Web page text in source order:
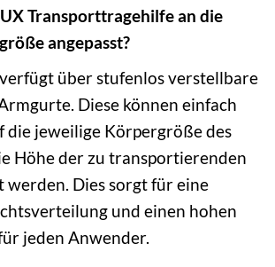
Transporttragehilfe an die
angepasst?
über stufenlos verstellbare
Diese können einfach
die jeweilige Körpergröße des
Höhe der zu transportierenden
werden. Dies sorgt für eine
und einen hohen
jeden Anwender.